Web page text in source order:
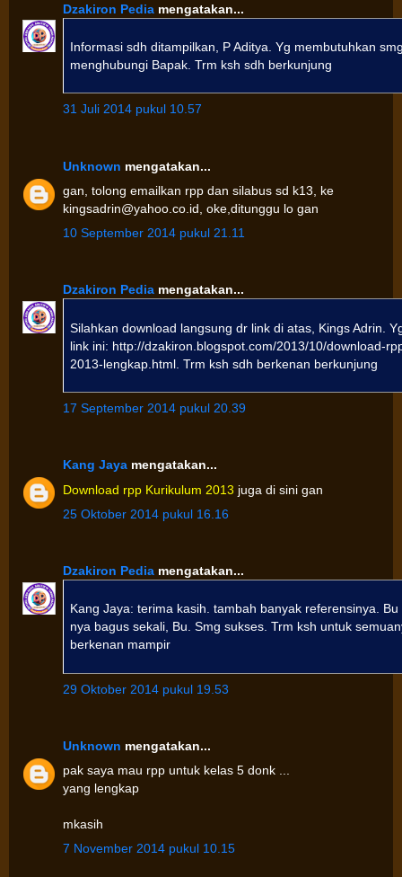
Dzakiron Pedia mengatakan...
Informasi sdh ditampilkan, P Aditya. Yg membutuhkan
menghubungi Bapak. Trm ksh sdh berkunjung
31 Juli 2014 pukul 10.57
Unknown mengatakan...
gan, tolong emailkan rpp dan silabus sd k13, ke
kingsadrin@yahoo.co.id, oke,ditunggu lo gan
10 September 2014 pukul 21.11
Dzakiron Pedia mengatakan...
Silahkan download langsung dr link di atas, Kings Adrin.
link ini: http://dzakiron.blogspot.com/2013/10/download-
2013-lengkap.html. Trm ksh sdh berkenan berkunjung
17 September 2014 pukul 20.39
Kang Jaya mengatakan...
Download rpp Kurikulum 2013 juga di sini gan
25 Oktober 2014 pukul 16.16
Dzakiron Pedia mengatakan...
Kang Jaya: terima kasih. tambah banyak referensinya.
nya bagus sekali, Bu. Smg sukses. Trm ksh untuk
berkenan mampir
29 Oktober 2014 pukul 19.53
Unknown mengatakan...
pak saya mau rpp untuk kelas 5 donk ...
yang lengkap
mkasih
7 November 2014 pukul 10.15